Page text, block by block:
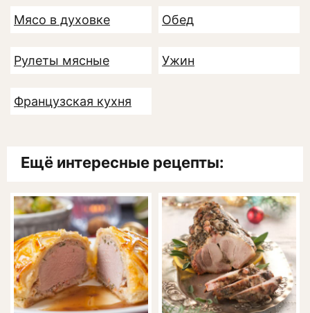
Мясо в духовке Обед
Рулеты мясные Ужин
Французская кухня
Ещё интересные рецепты: